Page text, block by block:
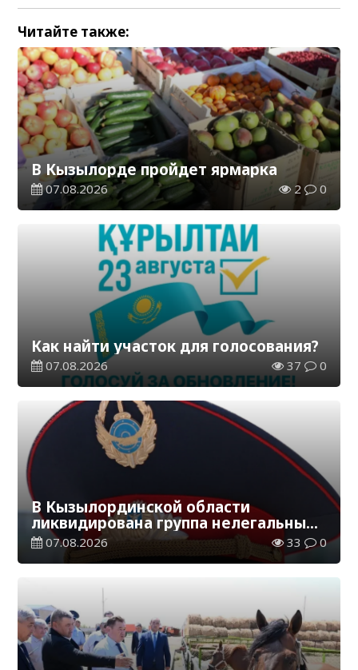
Читайте также:
В Кызылорде пройдет ярмарка
07.08.2026 2 0
Как найти участок для голосования?
07.08.2026 37 0
В Кызылординской области
ликвидирована группа нелегальных
добытчиков золота
07.08.2026 33 0